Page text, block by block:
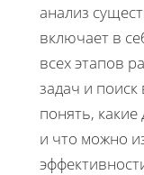
анализ
включает в
всех этапов
задач и
понять,
и что можно